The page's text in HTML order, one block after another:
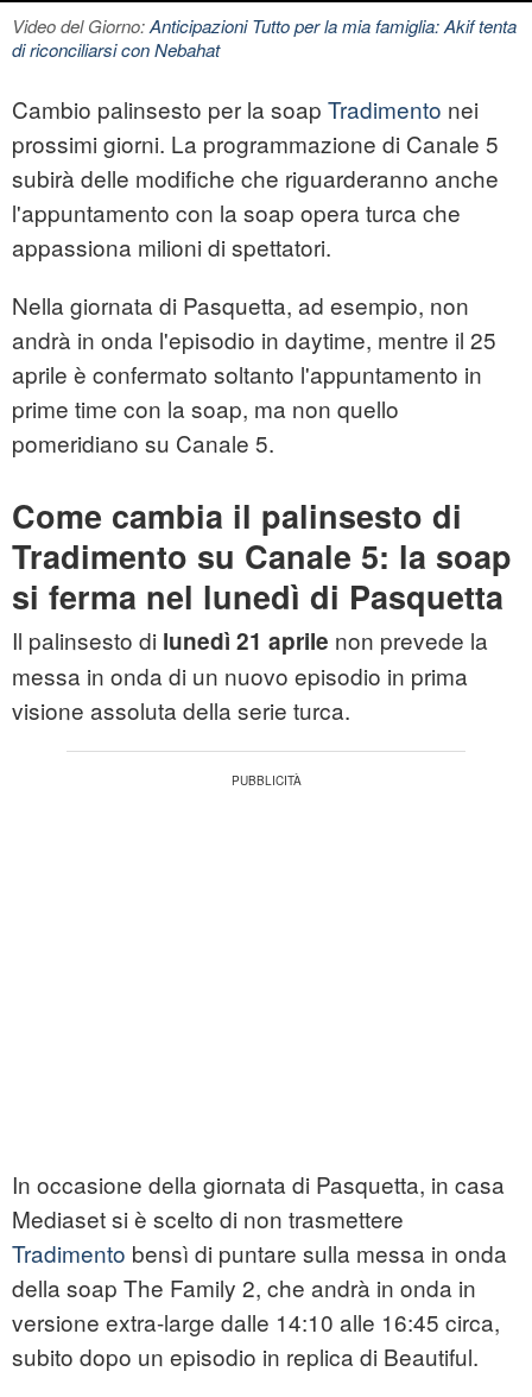
Video del Giorno:Anticipazioni Tutto per la mia famiglia: Akif tenta
di riconciliarsi con Nebahat
Cambio palinsesto per la soap Tradimento nei
prossimi giorni. La programmazione di Canale 5
subirà delle modifiche che riguarderanno anche
l'appuntamento con la soap opera turca che
appassiona milioni di spettatori.
Nella giornata di Pasquetta, ad esempio, non
andrà in onda l'episodio in daytime, mentre il 25
aprile è confermato soltanto l'appuntamento in
prime time con la soap, ma non quello
pomeridiano su Canale 5.
Come cambia il palinsesto di
Tradimento su Canale 5: la soap
si ferma nel lunedì di Pasquetta
Il palinsesto di lunedì 21 aprile non prevede la
messa in onda di un nuovo episodio in prima
visione assoluta della serie turca.
In occasione della giornata di Pasquetta, in casa
Mediaset si è scelto di non trasmettere
Tradimento bensì di puntare sulla messa in onda
della soap The Family 2, che andrà in onda in
versione extra-large dalle 14:10 alle 16:45 circa,
subito dopo un episodio in replica di Beautiful.